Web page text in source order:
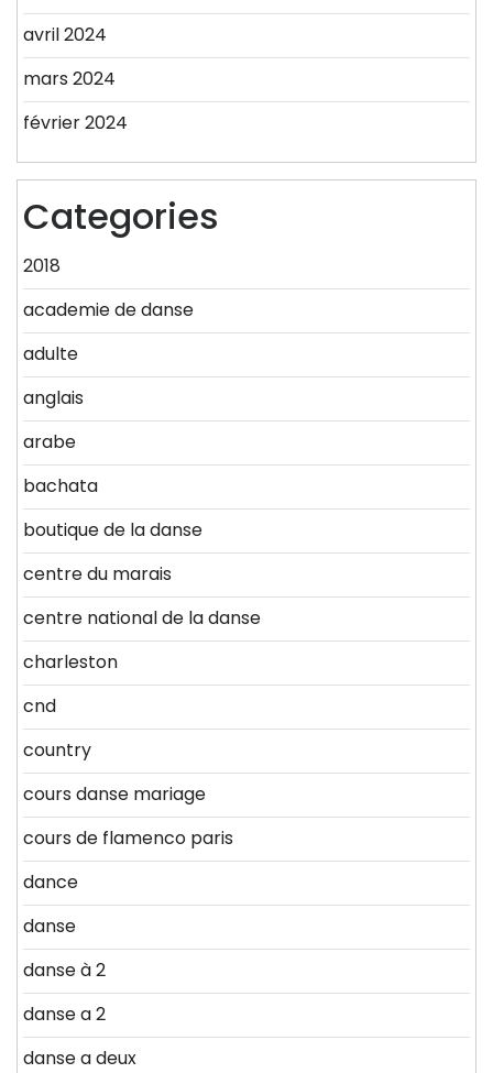
avril 2024
mars 2024
février 2024
Categories
2018
academie de danse
adulte
anglais
arabe
bachata
boutique de la danse
centre du marais
centre national de la danse
charleston
cnd
country
cours danse mariage
cours de flamenco paris
dance
danse
danse à 2
danse a 2
danse a deux